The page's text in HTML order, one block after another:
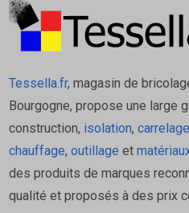
Tessella.fr, magasin de
Bourgogne, propose une large
construction, isolation, carrelage
chauffage, outillage et
des produits de marques
qualité et proposés à des prix